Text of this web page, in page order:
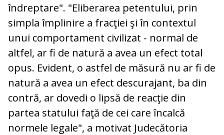
îndreptare". "Eliberarea petentului, prin
simpla împlinire a fracţiei şi în contextul
unui comportament civilizat - normal de
altfel, ar fi de natură a avea un efect total
opus. Evident, o astfel de măsură nu ar fi de
natură a avea un efect descurajant, ba din
contră, ar dovedi o lipsă de reacţie din
partea statului faţă de cei care încalcă
normele legale", a motivat Judecătoria